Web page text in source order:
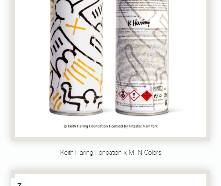
Keith Haring Fondation x MTN Colors